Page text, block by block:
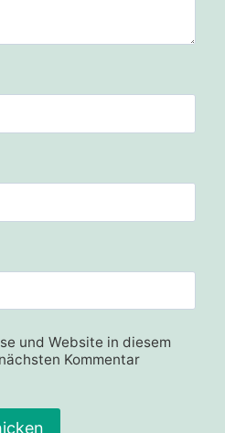
und Website in diesem
Kommentar